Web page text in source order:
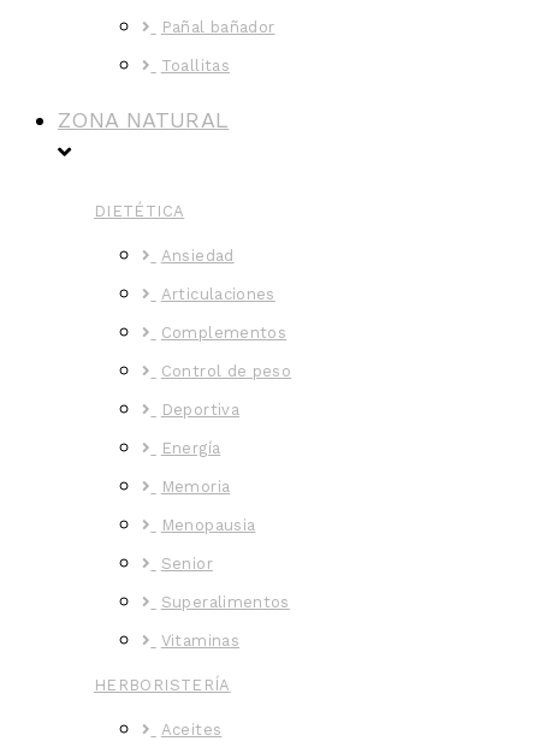
Pañal bañador
Toallitas
ZONA NATURAL
DIETÉTICA
Ansiedad
Articulaciones
Complementos
Control de peso
Deportiva
Energía
Memoria
Menopausia
Senior
Superalimentos
Vitaminas
HERBORISTERÍA
Aceites